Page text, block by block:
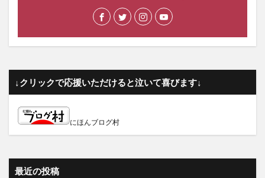
↓クリックで応援いただけると泣いて喜びます↓
にほんブログ村
最近の投稿